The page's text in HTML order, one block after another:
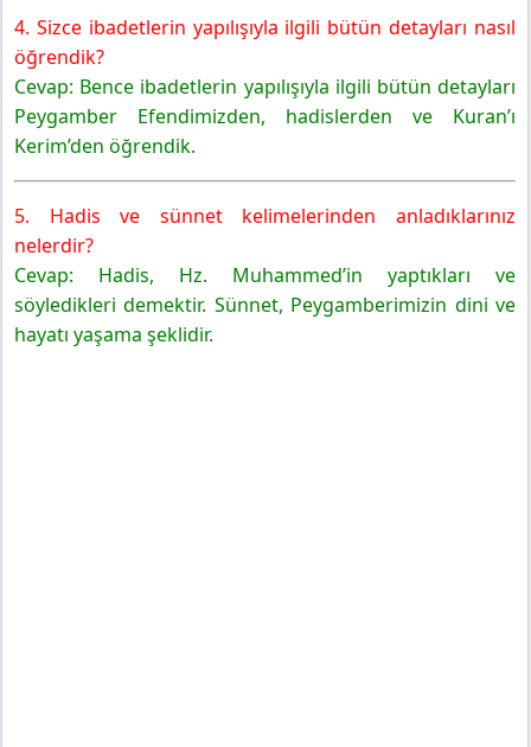
4. Sizce ibadetlerin yapılışıyla ilgili bütün detayları nasıl
öğrendik?
Cevap: Bence ibadetlerin yapılışıyla ilgili bütün detayları
Peygamber Efendimizden, hadislerden ve Kuran’ı
Kerim’den öğrendik.
5. Hadis ve sünnet kelimelerinden anladıklarınız
nelerdir?
Cevap: Hadis, Hz. Muhammed’in yaptıkları ve
söyledikleri demektir. Sünnet, Peygamberimizin dini ve
hayatı yaşama şeklidir.